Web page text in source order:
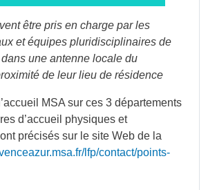
être pris en charge par les
et équipes pluridisciplinaires de
une antenne locale du
de leur lieu de résidence
MSA sur ces 3 départements
d’accueil physiques et
précisés sur le site Web de la
lfp/contact/points-